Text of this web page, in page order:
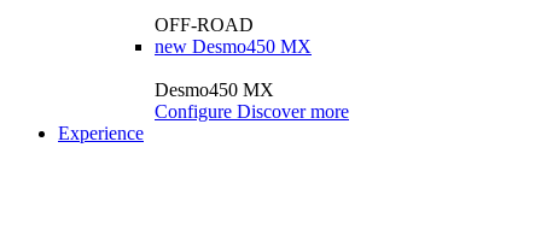
OFF-ROAD
new Desmo450 MX
Desmo450 MX
Configure Discover more
Experience